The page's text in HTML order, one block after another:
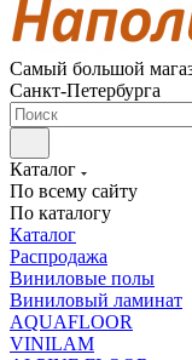
Самый большой
Санкт-Петербурга
Каталог
По всему сайту
По каталогу
Каталог
Распродажа
Виниловые полы
Виниловый ламинат
AQUAFLOOR
VINILAM